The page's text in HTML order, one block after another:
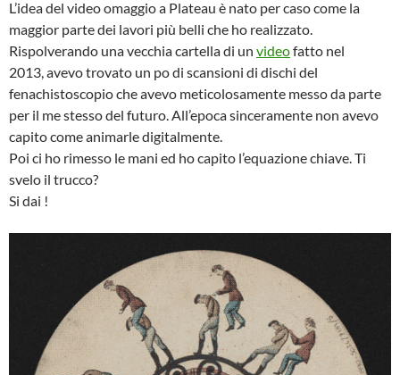
L’idea del video omaggio a Plateau è nato per caso come la
maggior parte dei lavori più belli che ho realizzato.
Rispolverando una vecchia cartella di un videofatto nel
2013, avevo trovato un po di scansioni di dischi del
fenachistoscopio che avevo meticolosamente messo da parte
per il me stesso del futuro. All’epoca sinceramente non avevo
capito come animarle digitalmente.
Poi ci ho rimesso le mani ed ho capito l’equazione chiave. Ti
svelo il trucco?
Si dai !